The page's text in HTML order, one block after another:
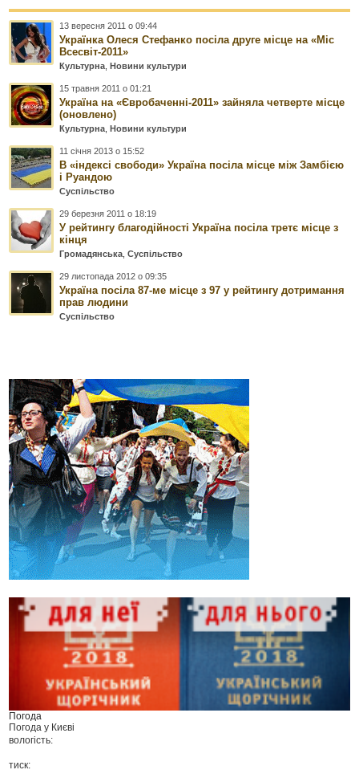
13 вересня 2011 о 09:44
Українка Олеся Стефанко посіла друге місце на «Міс
Всесвіт-2011»
Культурна ,Новини культури
15 травня 2011 о 01:21
Україна на «Євробаченні-2011» зайняла четверте місце
(оновлено)
Культурна ,Новини культури
11 січня 2013 о 15:52
В «індексі свободи» Україна посіла місце між Замбією
і Руандою
Суспільство
29 березня 2011 о 18:19
У рейтингу благодійності Україна посіла третє місце з
кінця
Громадянська ,Суспільство
29 листопада 2012 о 09:35
Україна посіла 87-ме місце з 97 у рейтингу дотримання
прав людини
Суспільство
Погода
Погода у Києві
вологість:
тиск: